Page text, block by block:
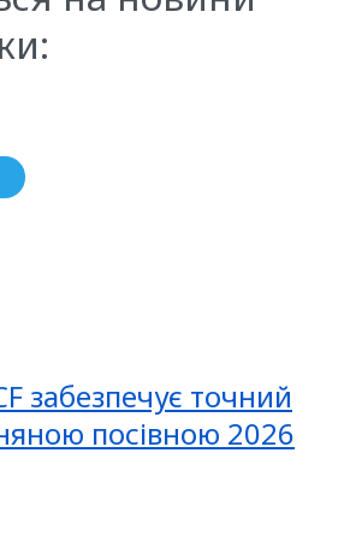
забезпечує точний
посівною 2026